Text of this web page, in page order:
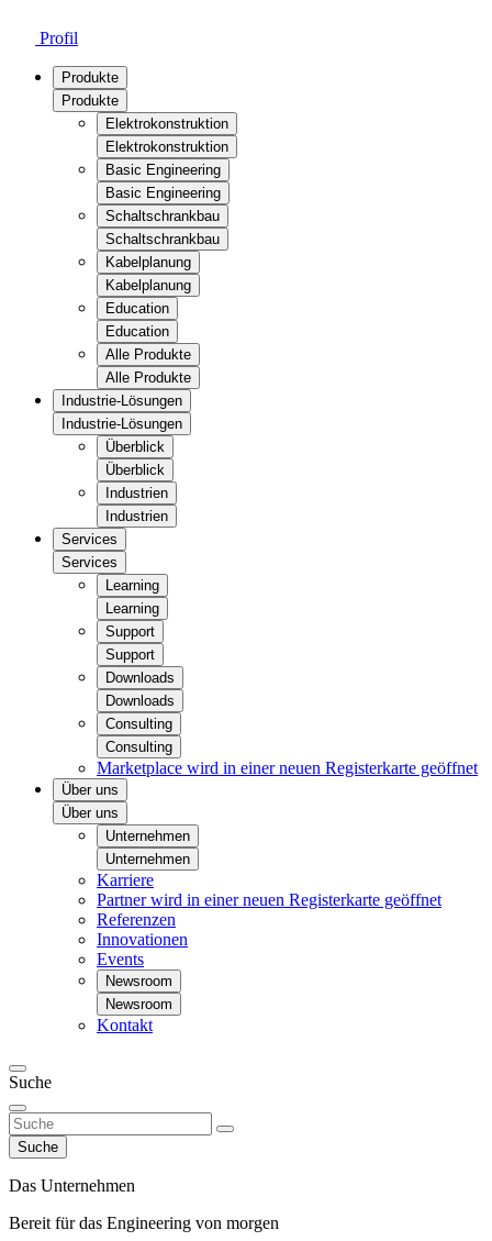
Profil
Produkte
Produkte
Elektrokonstruktion
Elektrokonstruktion
Basic Engineering
Basic Engineering
Schaltschrankbau
Schaltschrankbau
Kabelplanung
Kabelplanung
Education
Education
Alle Produkte
Alle Produkte
Industrie-Lösungen
Industrie-Lösungen
Überblick
Überblick
Industrien
Industrien
Services
Services
Learning
Learning
Support
Support
Downloads
Downloads
Consulting
Consulting
Marketplace wird in einer neuen Registerkarte geöffnet
Über uns
Über uns
Unternehmen
Unternehmen
Karriere
Partnerwird in einer neuen Registerkarte geöffnet
Referenzen
Innovationen
Events
Newsroom
Newsroom
Kontakt
Suche
Suche
Das Unternehmen
Bereit für das Engineering von morgen